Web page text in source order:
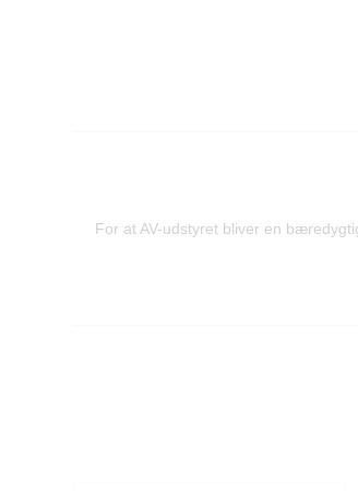
For at AV-udstyret bliver en